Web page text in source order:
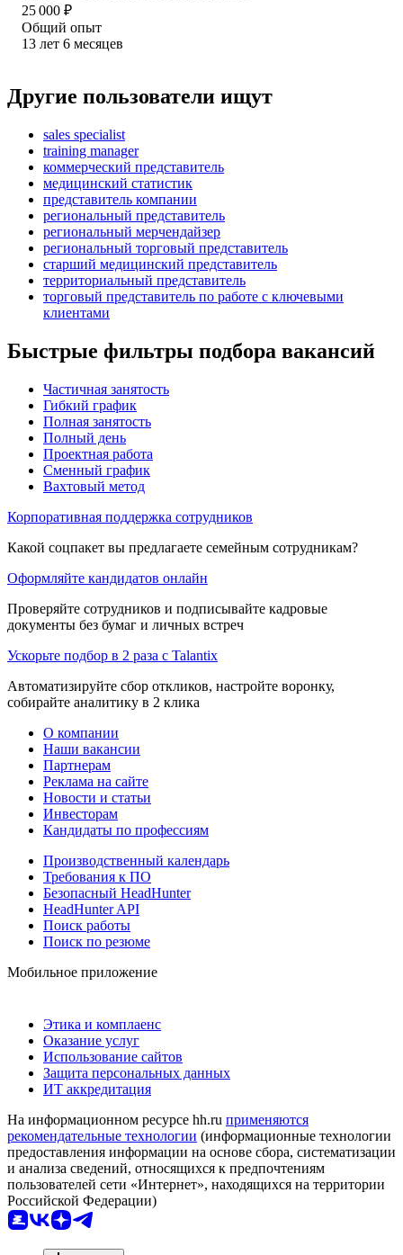
25 000 ₽
Общий опыт
13 лет 6 месяцев
Другие пользователи ищут
sales specialist
training manager
коммерческий представитель
медицинский статистик
представитель компании
региональный представитель
региональный мерчендайзер
региональный торговый представитель
старший медицинский представитель
территориальный представитель
торговый представитель по работе с ключевыми
клиентами
Быстрые фильтры подбора вакансий
Частичная занятость
Гибкий график
Полная занятость
Полный день
Проектная работа
Сменный график
Вахтовый метод
Корпоративная поддержка сотрудников
Какой соцпакет вы предлагаете семейным сотрудникам?
Оформляйте кандидатов онлайн
Проверяйте сотрудников и подписывайте кадровые
документы без бумаг и личных встреч
Ускорьте подбор в 2 раза с Talantix
Автоматизируйте сбор откликов, настройте воронку,
собирайте аналитику в 2 клика
О компании
Наши вакансии
Партнерам
Реклама на сайте
Новости и статьи
Инвесторам
Кандидаты по профессиям
Производственный календарь
Требования к ПО
Безопасный HeadHunter
HeadHunter API
Поиск работы
Поиск по резюме
Мобильное приложение
Этика и комплаенс
Оказание услуг
Использование сайтов
Защита персональных данных
ИТ аккредитация
На информационном ресурсе hh.ru применяются
рекомендательные технологии (информационные технологии
предоставления информации на основе сбора, систематизации
и анализа сведений, относящихся к предпочтениям
пользователей сети «Интернет», находящихся на территории
Российской Федерации)